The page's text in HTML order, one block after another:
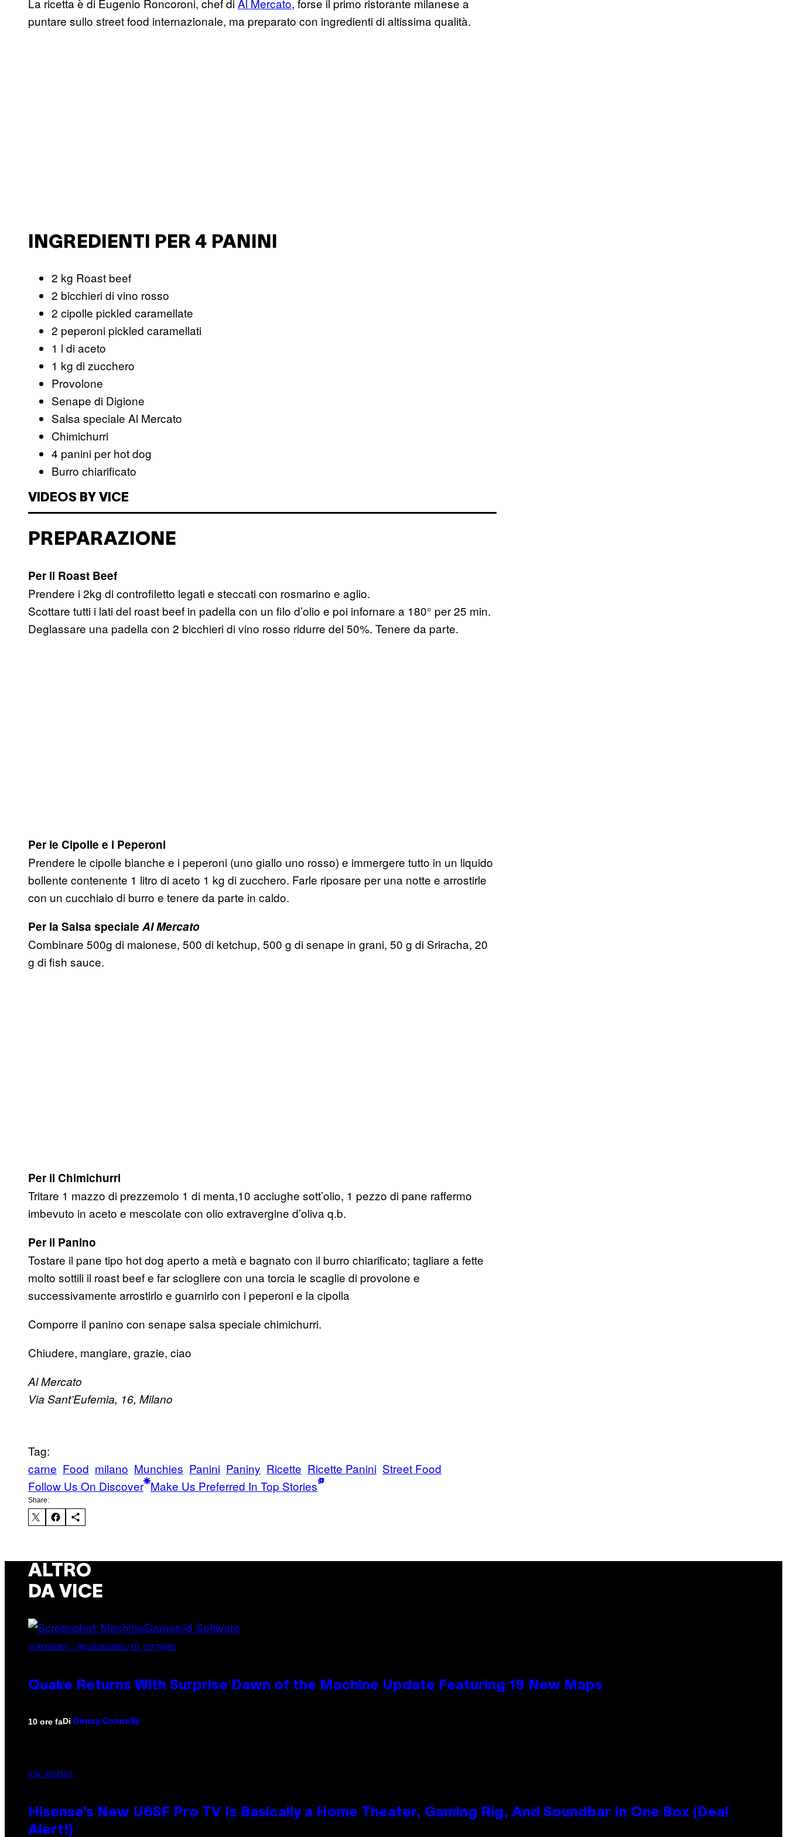
La ricetta è di Eugenio Roncoroni, chef diAl Mercato, forse il primo ristorante milanese a
puntare sullo street food internazionale, ma preparato con ingredienti di altissima qualità.
INGREDIENTI PER 4 PANINI
2 kg Roast beef
2 bicchieri di vino rosso
2 cipolle pickled caramellate
2 peperoni pickled caramellati
1 l di aceto
1 kg di zucchero
Provolone
Senape di Digione
Salsa speciale Al Mercato
Chimichurri
4 panini per hot dog
Burro chiarificato
VIDEOS BY VICE
PREPARAZIONE
Per il Roast Beef
Prendere i 2kg di controfiletto legati e steccati con rosmarino e aglio.
Scottare tutti i lati del roast beef in padella con un filo d’olio e poi infornare a 180° per 25 min.
Deglassare una padella con 2 bicchieri di vino rosso ridurre del 50%. Tenere da parte.
Per le Cipolle e i Peperoni
Prendere le cipolle bianche e i peperoni (uno giallo uno rosso) e immergere tutto in un liquido
bollente contenente 1 litro di aceto 1 kg di zucchero. Farle riposare per una notte e arrostirle
con un cucchiaio di burro e tenere da parte in caldo.
Per la Salsa speciale Al Mercato
Combinare 500g di maionese, 500 di ketchup, 500 g di senape in grani, 50 g di Sriracha, 20
g di fish sauce.
Per il Chimichurri
Tritare 1 mazzo di prezzemolo 1 di menta,10 acciughe sott’olio, 1 pezzo di pane raffermo
imbevuto in aceto e mescolate con olio extravergine d’oliva q.b.
Per il Panino
Tostare il pane tipo hot dog aperto a metà e bagnato con il burro chiarificato; tagliare a fette
molto sottili il roast beef e far sciogliere con una torcia le scaglie di provolone e
successivamente arrostirlo e guarnirlo con i peperoni e la cipolla
Comporre il panino con senape salsa speciale chimichurri.
Chiudere, mangiare, grazie, ciao
Al Mercato
Via Sant’Eufemia, 16, Milano
Tag:
carne Food milano Munchies Panini Paniny Ricette Ricette Panini Street Food
Follow Us On Discover Make Us Preferred In Top Stories
Share:
ALTRO
DA VICE
SCREENSHOT: MACHINEGAMES/ID SOFTWARE
Quake Returns With Surprise Dawn of the Machine Update Featuring 19 New Maps
10 ore faDi Denny Connolly
VIA HISENSE
Hisense’s New U6SF Pro TV Is Basically a Home Theater, Gaming Rig, And Soundbar In One Box (Deal
Alert!)